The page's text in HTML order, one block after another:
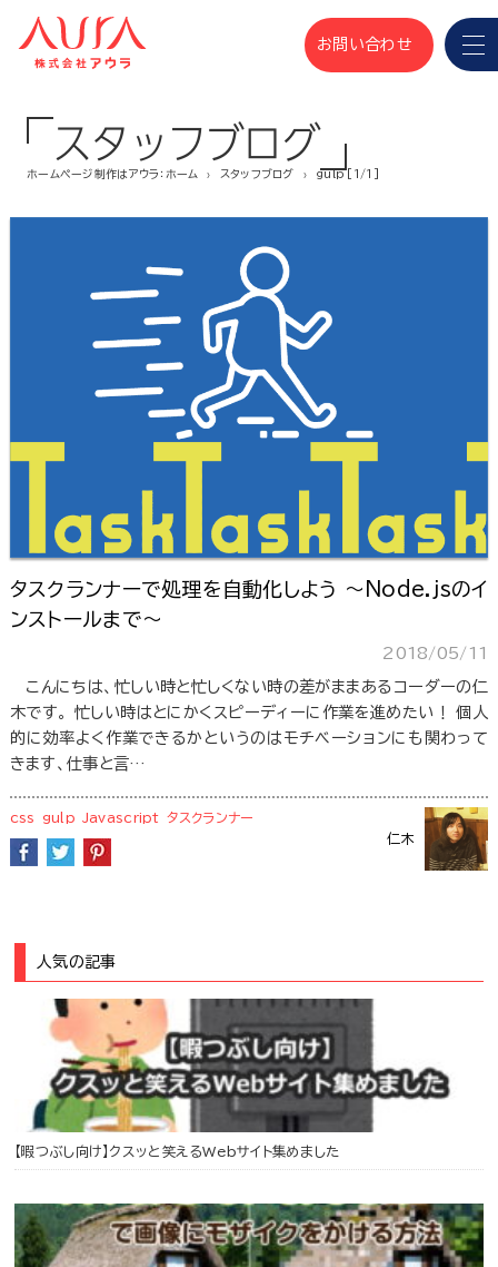
お問い合わせ
スタッフブログ
ホームページ制作はアウラ：ホーム スタッフブログ gulp [1/1]
タスクランナーで処理を自動化しよう 〜Node.jsのイ
ンストールまで〜
2018/05/11
こんにちは、忙しい時と忙しくない時の差がままあるコーダーの仁
木です。 忙しい時はとにかくスピーディーに作業を進めたい！ 個人
的に効率よく作業できるかというのはモチベーションにも関わって
きます、仕事と言…
仁木
css gulp Javascript タスクランナー
人気の記事
【暇つぶし向け】クスッと笑えるWebサイト集めました